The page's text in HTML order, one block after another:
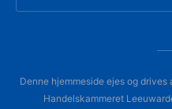
Denne hjemmeside ejes og drives
Handelskammeret